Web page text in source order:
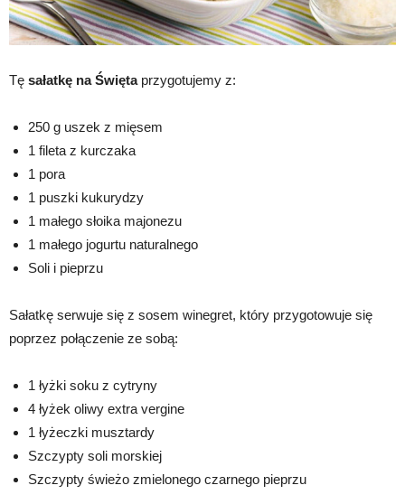
Tę sałatkę na Świętaprzygotujemy z:
250 g uszek z mięsem
1 fileta z kurczaka
1 pora
1 puszki kukurydzy
1 małego słoika majonezu
1 małego jogurtu naturalnego
Soli i pieprzu
Sałatkę serwuje się z sosem winegret, który przygotowuje się
poprzez połączenie ze sobą:
1 łyżki soku z cytryny
4 łyżek oliwy extra vergine
1 łyżeczki musztardy
Szczypty soli morskiej
Szczypty świeżo zmielonego czarnego pieprzu